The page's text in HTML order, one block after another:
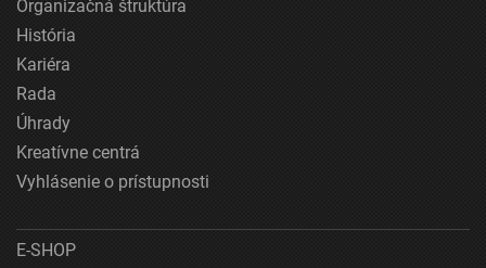
Organizačná štruktúra
História
Kariéra
Rada
Úhrady
Kreatívne centrá
Vyhlásenie o prístupnosti
E-SHOP